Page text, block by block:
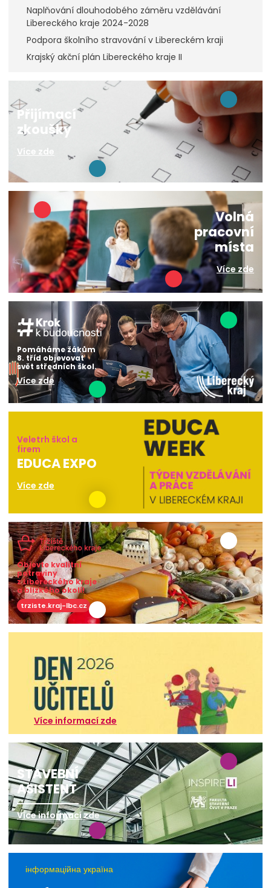
Naplňování dlouhodobého záměru vzdělávání
Libereckého kraje 2024-2028
Podpora školního stravování v Libereckém kraji
Krajský akční plán Libereckého kraje II
Přijímací
zkoušky
Více zde
Volná
pracovní
místa
Více zde
Pomáháme žákům
8. tříd objevovat
svět středních škol.
Více zde
Veletrh škol a
firem
EDUCA EXPO
Více zde
Objevte kvalitní
potraviny
z Libereckého kraje
a blízkého okolí!
trziste.kraj-lbc.cz
Více informací zde
STAVEBNÍ
ASISTENT
Více informací zde
інформаційна україна